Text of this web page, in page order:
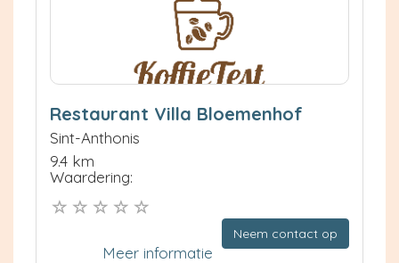
Restaurant Villa Bloemenhof
Sint-Anthonis
9.4 km
Waardering:
Neem contact op
Meer informatie